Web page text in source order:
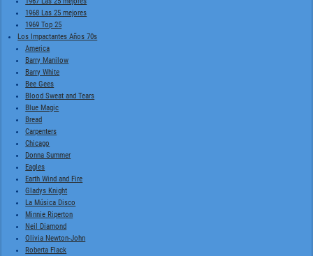
1968 Las 25 mejores
1969 Top 25
Los Impactantes Años 70s
America
Barry Manilow
Barry White
Bee Gees
Blood Sweat and Tears
Blue Magic
Bread
Carpenters
Chicago
Donna Summer
Eagles
Earth Wind and Fire
Gladys Knight
La Música Disco
Minnie Riperton
Neil Diamond
Olivia Newton-John
Roberta Flack